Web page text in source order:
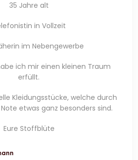
35 Jahre alt
in Vollzeit
im Nebengewerbe
ich mir einen kleinen Traum
erfüllt.
Kleidungsstücke, welche durch
etwas ganz besonders sind.
Eure Stoffblüte